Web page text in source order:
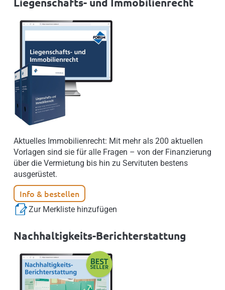
Aktuelles Immobilienrecht: Mit mehr als 200 aktuellen
Vorlagen sind sie für alle Fragen – von der Finanzierung
über die Vermietung bis hin zu Servituten bestens
ausgerüstet.
Info & bestellen
Zur Merkliste hinzufügen
Nachhaltigkeits-Berichterstattung